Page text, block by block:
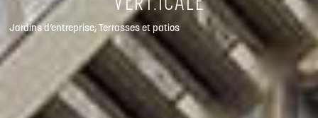
Jardins d’entreprise,Terrasses et patios